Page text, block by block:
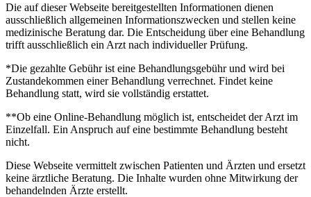
Die auf dieser Webseite bereitgestellten Informationen dienen
ausschließlich allgemeinen Informationszwecken und stellen keine
medizinische Beratung dar. Die Entscheidung über eine Behandlung
trifft ausschließlich ein Arzt nach individueller Prüfung.
*Die gezahlte Gebühr ist eine Behandlungsgebühr und wird bei
Zustandekommen einer Behandlung verrechnet. Findet keine
Behandlung statt, wird sie vollständig erstattet.
**Ob eine Online-Behandlung möglich ist, entscheidet der Arzt im
Einzelfall. Ein Anspruch auf eine bestimmte Behandlung besteht
nicht.
Diese Webseite vermittelt zwischen Patienten und Ärzten und ersetzt
keine ärztliche Beratung. Die Inhalte wurden ohne Mitwirkung der
behandelnden Ärzte erstellt.